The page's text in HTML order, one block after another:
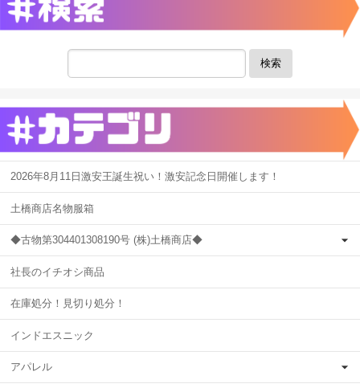
検索
2026年8月11日激安王誕生祝い！激安記念日開催します！
土橋商店名物服箱
◆古物第304401308190号 (株)土橋商店◆
社長のイチオシ商品
在庫処分！見切り処分！
インドエスニック
アパレル